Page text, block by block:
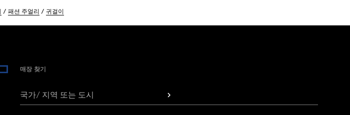
패션 주얼리 귀걸이
매장 찾기
국가/ 지역 또는 도시